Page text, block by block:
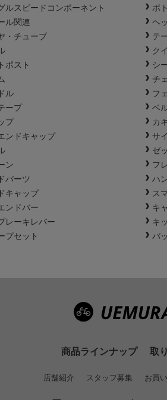
ルスピードコンポーネント
ル関連
・チューブ
ポスト
ル
ープ
プ
ンドキャップ
ン
パーツ
キャップ
ンドバー
レーキレバー
プセット
ボ
ヘ
テ
ク
シ
チ
フ
ベ
カ
サ
ゼ
フ
ハ
ス
キ
キ
バ
商品ラインナップ 取
店舗紹介 スタッフ募集 お買